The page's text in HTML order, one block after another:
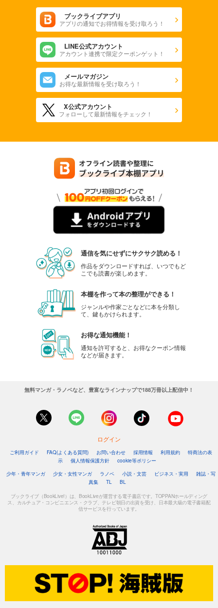
ブックライブアプリ
アプリの通知でお得情報を受け取ろう！
LINE公式アカウント
アカウント連携で限定クーポンゲット！
メールマガジン
お得な最新情報を受け取ろう！
X公式アカウント
フォローして最新情報をチェック！
通信を気にせずにサクサク読める！
作品をダウンロードすれば、いつでもど
こでも読書が楽しめます。
本棚を作って本の整理ができる！
ジャンルや作家ごとなどに本を分類し
て、鍵もかけられます。
お得な通知機能！
通知を許可すると、お得なクーポン情報
などが届きます。
無料マンガ・ラノベなど、豊富なラインナップで188万冊以上配信中！
ログイン
ご利用ガイド FAQ(よくある質問) お問い合わせ 採用情報 利用規約
特商法の表
示
個人情報保護方針
cookie等ポリシー
少年・青年マンガ
少女・女性マンガ ラノベ 小説・文芸 ビジネス・実用
雑誌・写
真集
TL BL
ブックライブ（BookLive!）は、BookLiveが運営する電子書店です。TOPPANホールディング
ス、カルチュア・コンビニエンス・クラブ、テレビ朝日の出資を受け、日本最大級の電子書籍配
信サービスを行っています。